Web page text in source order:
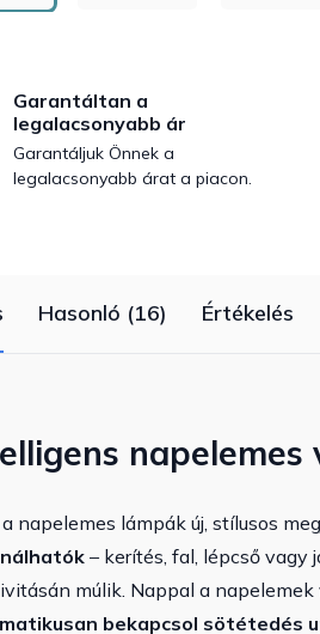
Garantáltan a
legalacsonyabb ár
Garantáljuk Önnek a
legalacsonyabb árat a piacon.
Hasonló (16) Értékelés
napelemes lámpák új, stílusos
– kerítés, fal, lépcső vagy
múlik. Nappal a napelemek
bekapcsol sötétedés